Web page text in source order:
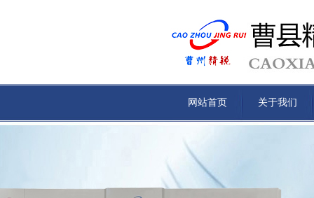
网站首页 关于我们